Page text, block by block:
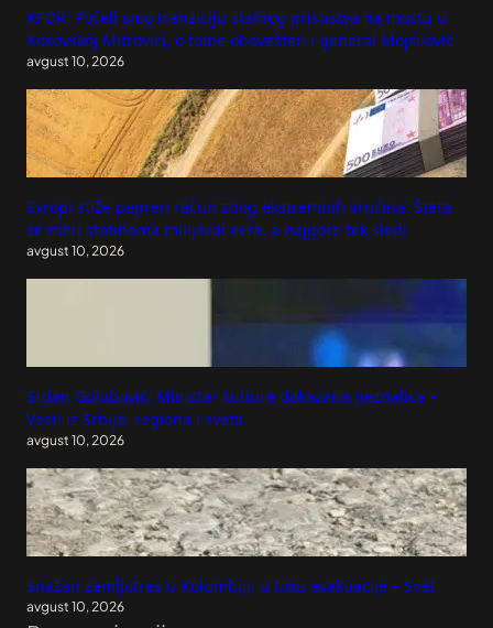
KFOR: Počeli smo tranziciju stalnog prisustva na mostu u
Kosovskoj Mitrovici, o tome obavešten i general Mojsilović
avgust 10, 2026
Evropi stiže papren račun zbog ekstremnih vrućina: Šteta
se meri stotinama milijardi evra, a najgore tek sledi
avgust 10, 2026
Srdan Golubović: Ministar kulture dokazana neznalica –
Vesti iz Srbije, regiona i sveta
avgust 10, 2026
Snažan zemljotres u Kolumbiji, u toku evakuacije – Svet
avgust 10, 2026